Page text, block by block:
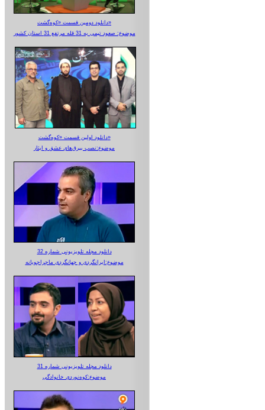
دانلود دومین قسمت «کوه‌گشت»
موضوع: صعود تیمی به 31 قله مرتفع 31 استان کشور
دانلود اولین قسمت «کوه‌گشت»
موضوع:نصب بیرق‌های عشق و ایثار
دانلود مجله تلویزیونی شماره 32
موضوع:ایرانگردی و جهانگردی ماجراجویانه
دانلود مجله تلویزیونی شماره 31
موضوع:کوه‌نوردی خانوادگی